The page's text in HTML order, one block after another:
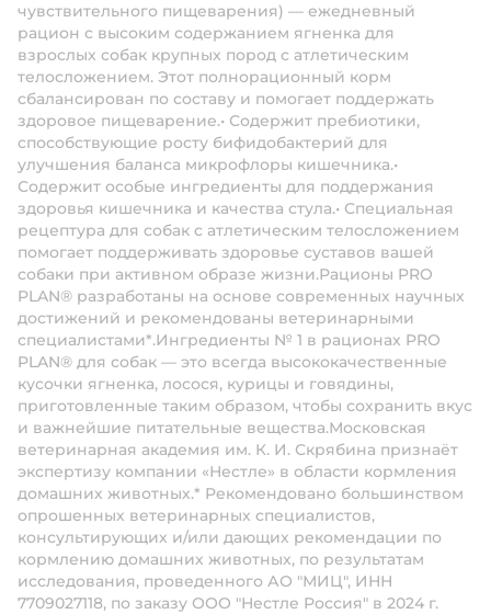
чувствительного пищеварения) — ежедневный
рацион с высоким содержанием ягненка для
взрослых собак крупных пород с атлетическим
телосложением. Этот полнорационный корм
сбалансирован по составу и помогает поддержать
здоровое пищеварение.• Содержит пребиотики,
способствующие росту бифидобактерий для
улучшения баланса микрофлоры кишечника.•
Содержит особые ингредиенты для поддержания
здоровья кишечника и качества стула.• Специальная
рецептура для собак с атлетическим телосложением
помогает поддерживать здоровье суставов вашей
собаки при активном образе жизни.Рационы PRO
PLAN® разработаны на основе современных научных
достижений и рекомендованы ветеринарными
специалистами*.Ингредиенты № 1 в рационах PRO
PLAN® для собак — это всегда высококачественные
кусочки ягненка, лосося, курицы и говядины,
приготовленные таким образом, чтобы сохранить вкус
и важнейшие питательные вещества.Московская
ветеринарная академия им. К. И. Скрябина признаёт
экспертизу компании «Нестле» в области кормления
домашних животных.* Рекомендовано большинством
опрошенных ветеринарных специалистов,
консультирующих и/или дающих рекомендации по
кормлению домашних животных, по результатам
исследования, проведенного АО "МИЦ", ИНН
7709027118, по заказу ООО "Нестле Россия" в 2024 г.